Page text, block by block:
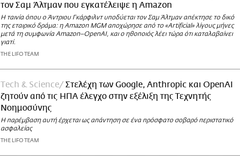
τον Σαμ Άλτμαν που εγκατέλειψε η Amazon
Η ταινία όπου ο Άντριου Γκάρφιλντ υποδύεται τον Σαμ Άλτμαν απέκτησε το δικό
της εταιρικό δράμα: η Amazon MGM αποχώρησε από το «Artificial» λίγους μήνες
μετά τη συμφωνία Amazon–OpenAI, και ο ηθοποιός λέει τώρα ότι καταλαβαίνει
γιατί.
THE LIFO TEAM
Τech & Science
Στελέχη των Google, Anthropic και OpenAI
ζητούν από τις ΗΠΑ έλεγχο στην εξέλιξη της Τεχνητής
Νοημοσύνης
Η παρέμβαση αυτή έρχεται ως απάντηση σε ένα πρόσφατο σοβαρό περιστατικό
ασφαλείας
THE LIFO TEAM